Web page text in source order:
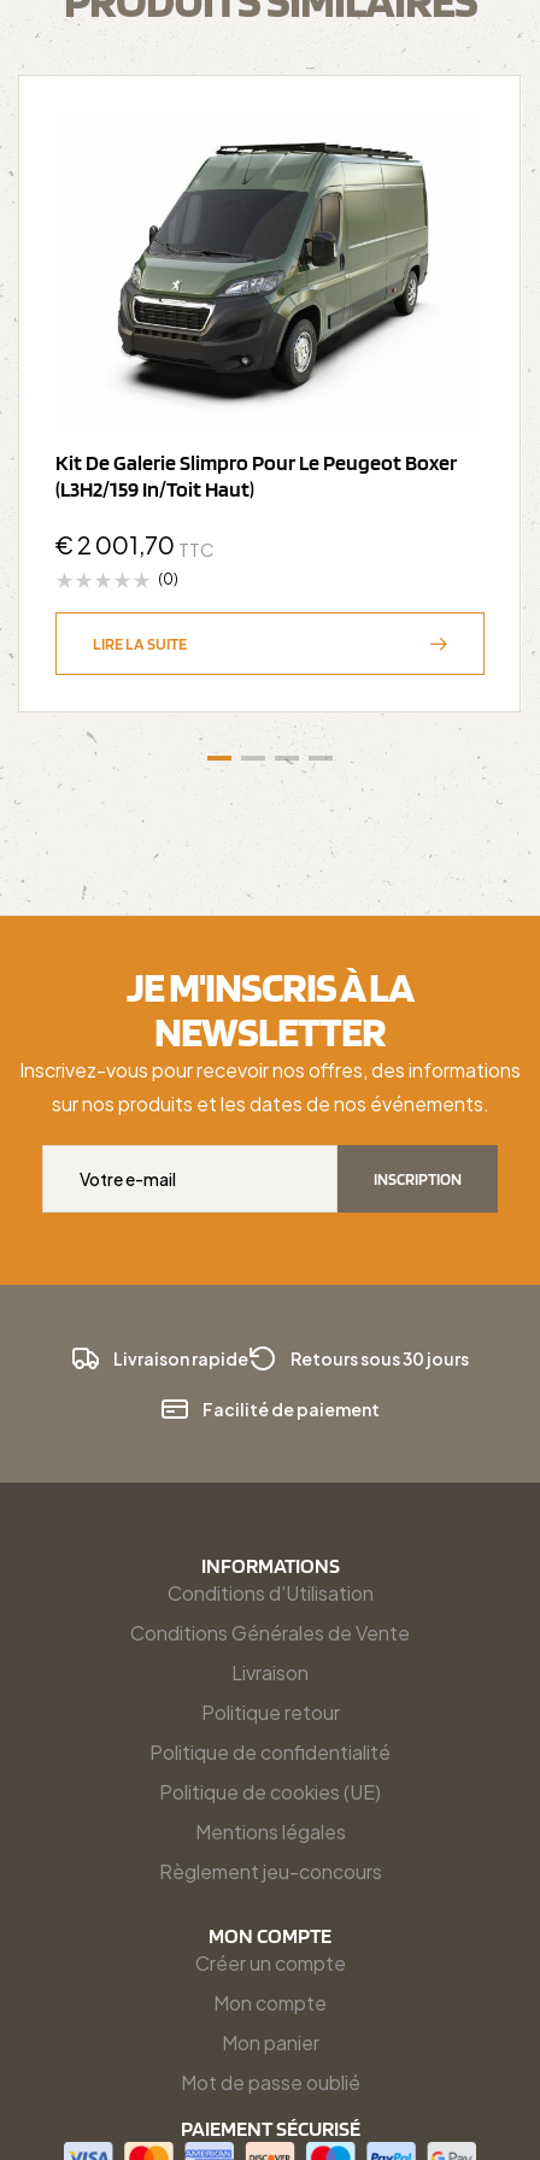
Kit De Galerie Slimpro Pour Le Peugeot Boxer
(L3H2/159 In/Toit Haut)
€ 2 001,70 TTC
(0)
LIRE LA SUITE
JE M'INSCRIS À LA
NEWSLETTER
Inscrivez-vous pour recevoir nos offres, des informations
sur nos produits et les dates de nos événements.
INSCRIPTION
Livraison rapide Retours sous 30 jours
Facilité de paiement
INFORMATIONS
Conditions d'Utilisation
Conditions Générales de Vente
Livraison
Politique retour
Politique de confidentialité
Politique de cookies (UE)
Mentions légales
Règlement jeu-concours
MON COMPTE
Créer un compte
Mon compte
Mon panier
Mot de passe oublié
PAIEMENT SÉCURISÉ